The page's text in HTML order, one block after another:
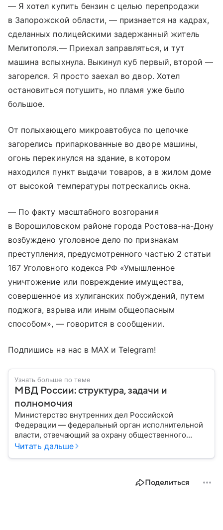
— Я хотел купить бензин с целью перепродажи
в Запорожской области, — признается на кадрах,
сделанных полицейскими задержанный житель
Мелитополя.— Приехал заправляться, и тут
машина вспыхнула. Выкинул куб первый, второй —
загорелся. Я просто заехал во двор. Хотел
остановиться потушить, но пламя уже было
большое.
От полыхающего микроавтобуса по цепочке
загорелись припаркованные во дворе машины,
огонь перекинулся на здание, в котором
находился пункт выдачи товаров, а в жилом доме
от высокой температуры потрескались окна.
— По факту масштабного возгорания
в Ворошиловском районе города Ростова-на-Дону
возбуждено уголовное дело по признакам
преступления, предусмотренного частью 2 статьи
167 Уголовного кодекса РФ «Умышленное
уничтожение или повреждение имущества,
совершенное из хулиганских побуждений, путем
поджога, взрыва или иным общеопасным
способом», — говорится в сообщении.
Подпишись на нас в МАХ и Telegram!
Узнать больше по теме
МВД России: структура, задачи и
полномочия
Министерство внутренних дел Российской
Федерации — федеральный орган исполнительной
власти, отвечающий за охрану общественного
порядка, борьбу с преступностью, обеспечение
России, какие задачи выполняет министерство, как
Читать дальше
Поделиться